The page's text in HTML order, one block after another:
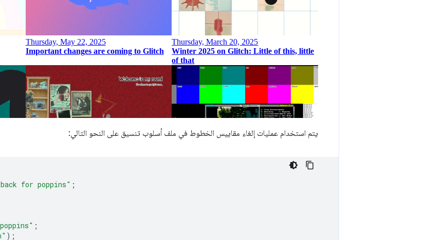
يتم استخدام عمليات إلغاء مقاييس الخطوط في ملف أسلوب تنسيق على النحو التالي:
for poppins" ;
;
);